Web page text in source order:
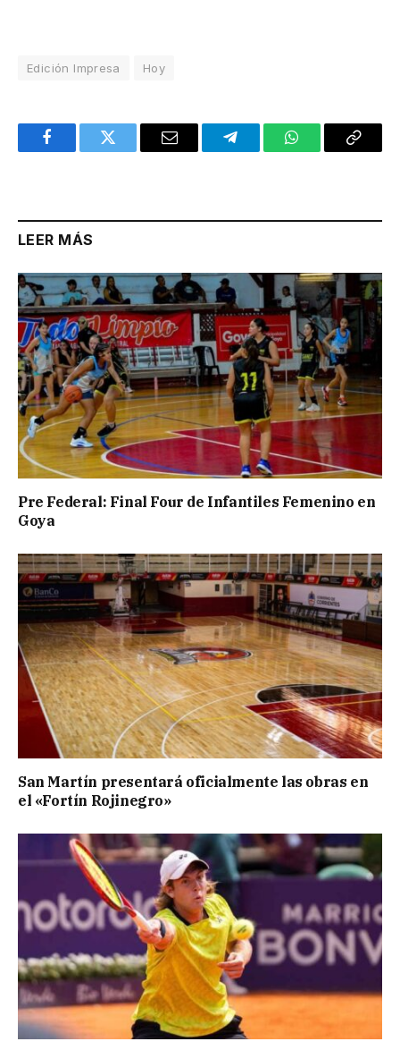
Edición Impresa Hoy
FacebookTwitter Email TelegramWhatsAppCopy
LEER MÁS
Pre Federal: Final Four de Infantiles Femenino en
Goya
San Martín presentará oficialmente las obras en
el «Fortín Rojinegro»